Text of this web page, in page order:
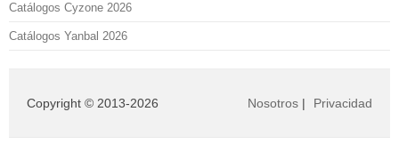
Catálogos Cyzone 2026
Catálogos Yanbal 2026
Copyright © 2013-2026 Nosotros | Privacidad